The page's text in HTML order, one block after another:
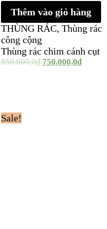
Thêm vào giỏ hàng
THÙNG RÁC, Thùng rác
công cộng
Thùng rác chim cánh cụt
850.000,0₫ 750.000,0₫
Sale!